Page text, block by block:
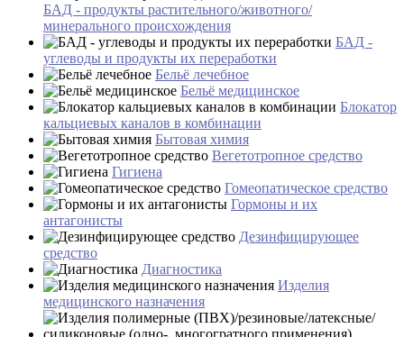
БАД - продукты растительного/животного/
минерального происхождения
БАД -
углеводы и продукты их переработки
Бельё лечебное
Бельё медицинское
Блокатор
кальциевых каналов в комбинации
Бытовая химия
Вегетотропное средство
Гигиена
Гомеопатическое средство
Гормоны и их
антагонисты
Дезинфицирующее
средство
Диагностика
Изделия
медицинского назначения